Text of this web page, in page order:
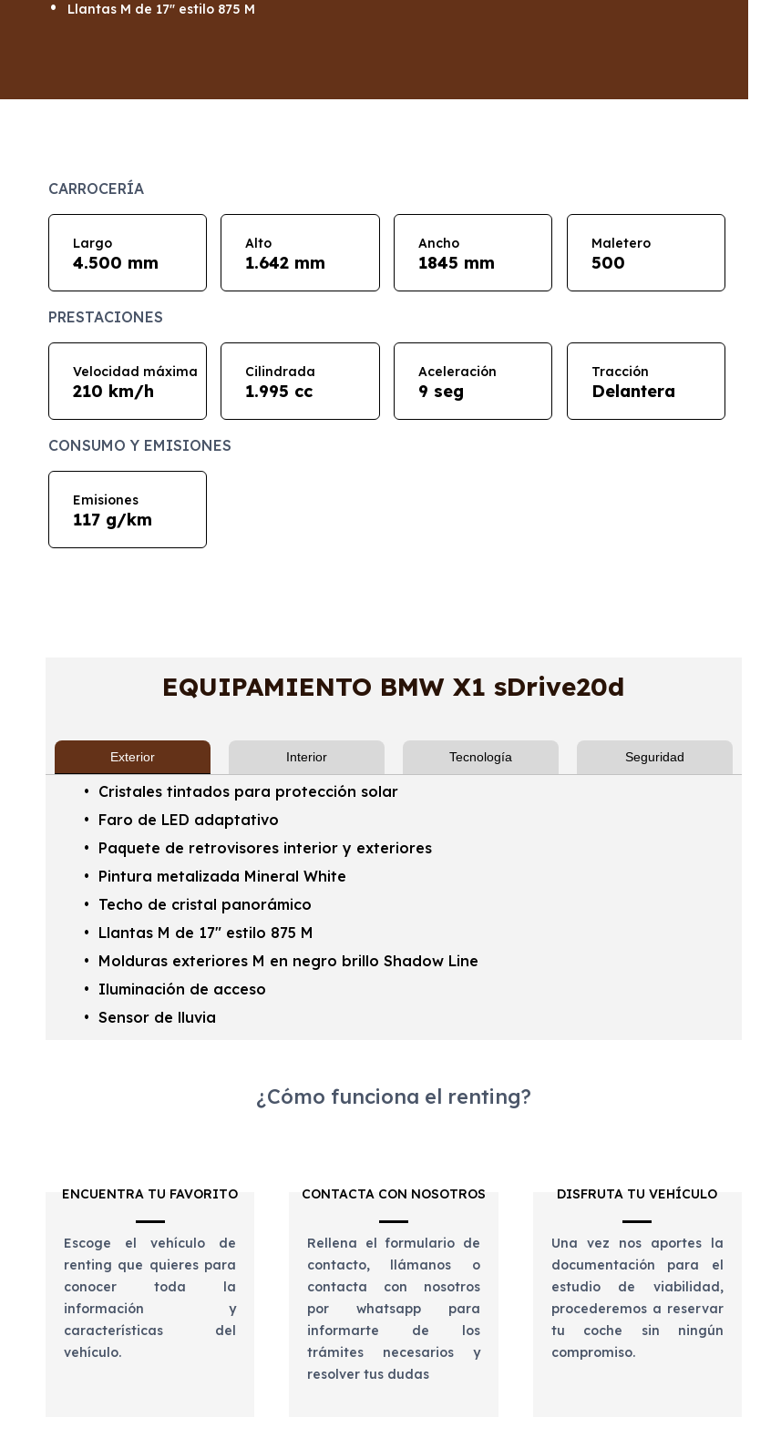
Llantas M de 17" estilo 875 M
CARROCERÍA
Largo
4.500 mm
Alto
1.642 mm
Ancho
1845 mm
Maletero
500
PRESTACIONES
Velocidad máxima
210 km/h
Cilindrada
1.995 cc
Aceleración
9 seg
Tracción
Delantera
CONSUMO Y EMISIONES
Emisiones
117 g/km
EQUIPAMIENTO BMW X1 sDrive20d
Exterior Interior Tecnología Seguridad
Cristales tintados para protección solar
Faro de LED adaptativo
Paquete de retrovisores interior y exteriores
Pintura metalizada Mineral White
Techo de cristal panorámico
Llantas M de 17" estilo 875 M
Molduras exteriores M en negro brillo Shadow Line
Iluminación de acceso
Sensor de lluvia
¿Cómo funciona el renting?
ENCUENTRA TU FAVORITO
Escoge el vehículo de
renting que quieres para
conocer toda la
información y
características del
vehículo.
CONTACTA CON NOSOTROS
Rellena el formulario de
contacto, llámanos o
contacta con nosotros
por whatsapp para
informarte de los
trámites necesarios y
resolver tus dudas
DISFRUTA TU VEHÍCULO
Una vez nos aportes la
documentación para el
estudio de viabilidad,
procederemos a reservar
tu coche sin ningún
compromiso.